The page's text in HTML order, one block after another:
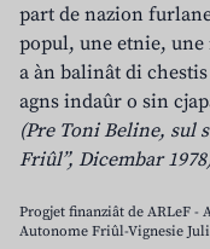
part de nazion
popul, une etnie,
a àn balinât di
agns indaûr o sin
(Pre Toni Beline, sul
Friûl”, Dicembar
Progjet finanziât de ARLeF -
Autonome Friûl-Vignesie